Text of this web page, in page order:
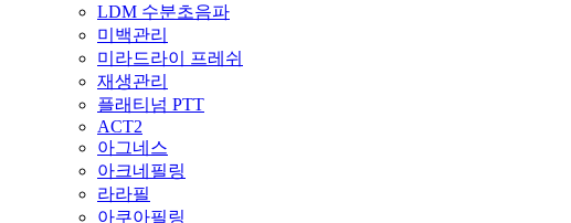
LDM 수분초음파
미백관리
미라드라이 프레쉬
재생관리
플래티넘 PTT
ACT2
아그네스
아크네필링
라라필
아쿠아필링